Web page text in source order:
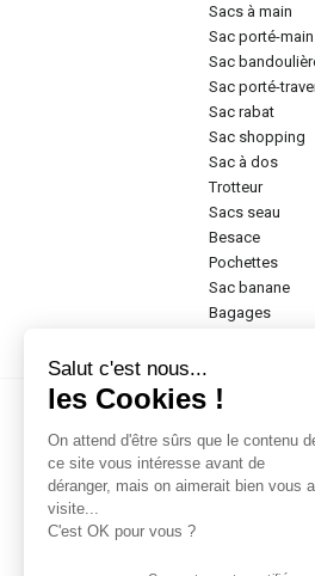
sacs à main
sac porté-main
sac
sac porté-
sac rabat
sac shopping
sac à dos
trotteur
sacs seau
besace
pochettes
sac banane
bagages
Marques
chesterfield
abro
Salut c'est nous...
les Cookies !
On attend d'être sûrs que le contenu
ce site vous intéresse avant de
déranger, mais on aimerait bien vous
visite...
C'est OK pour vous ?